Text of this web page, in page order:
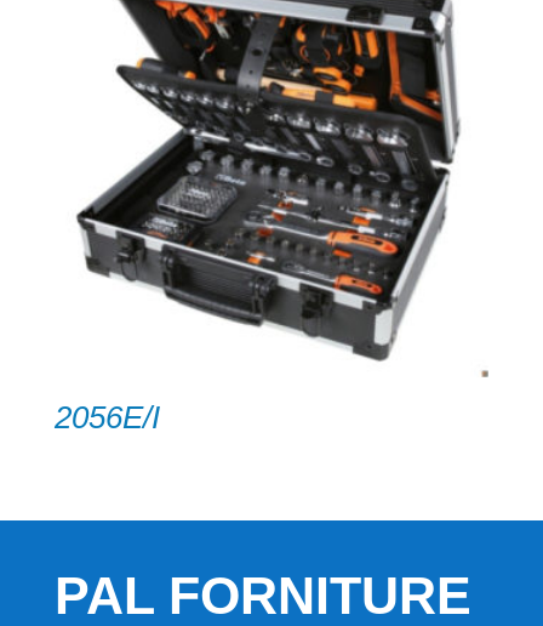
2056E/I
PAL FORNITURE